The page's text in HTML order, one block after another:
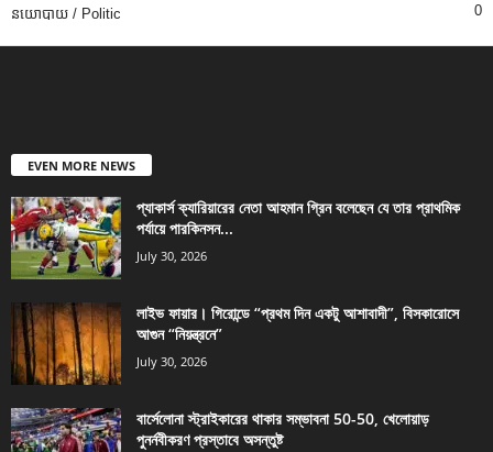
នយោបាយ / Politic 0
EVEN MORE NEWS
প্যাকার্স ক্যারিয়ারের নেতা আহমান গ্রিন বলেছেন যে তার প্রাথমিক
পর্যায়ে পারকিনসন...
July 30, 2026
লাইভ ফায়ার। গিরোন্ডে “প্রথম দিন একটু আশাবাদী”, বিসকারোসে
আগুন “নিয়ন্ত্রনে”
July 30, 2026
বার্সেলোনা স্ট্রাইকারের থাকার সম্ভাবনা 50-50, খেলোয়াড়
পুনর্নবীকরণ প্রস্তাবে অসন্তুষ্ট